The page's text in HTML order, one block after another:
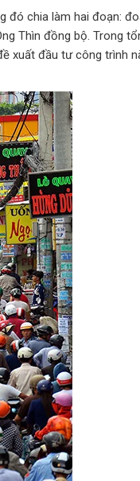
đó chia làm hai đoạn:
Thìn đồng bộ. Trong
xuất đầu tư công trình